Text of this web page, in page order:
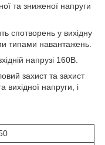
та зниженої напруги
спотворень у вихідну
типами навантажень.
напрузі 160В.
захист та захист
вихідної напруги, і